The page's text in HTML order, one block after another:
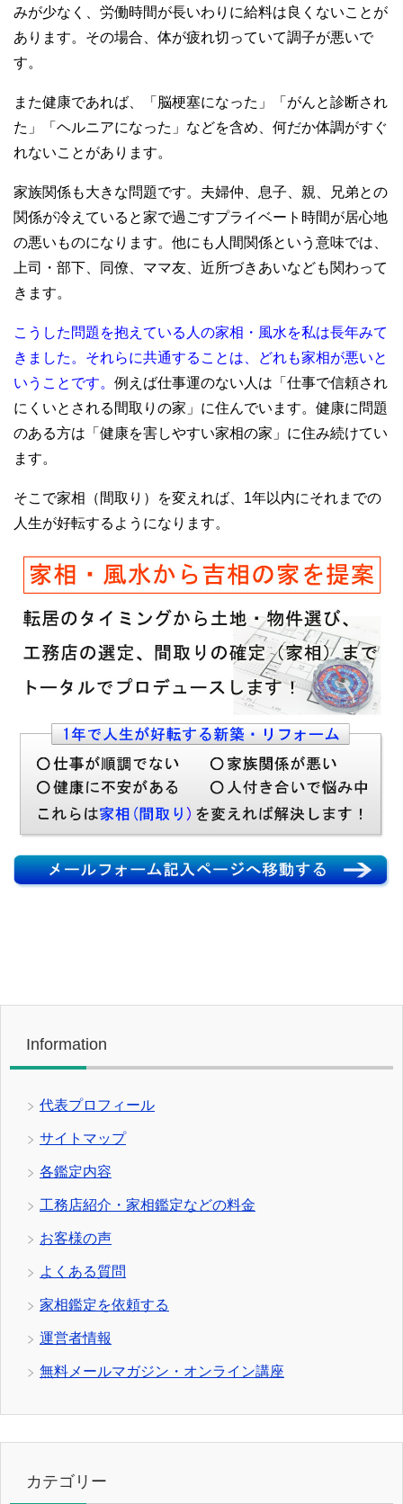
みが少なく、労働時間が長いわりに給料は良くないことが
あります。その場合、体が疲れ切っていて調子が悪いで
す。
また健康であれば、「脳梗塞になった」「がんと診断され
た」「ヘルニアになった」などを含め、何だか体調がすぐ
れないことがあります。
家族関係も大きな問題です。夫婦仲、息子、親、兄弟との
関係が冷えていると家で過ごすプライベート時間が居心地
の悪いものになります。他にも人間関係という意味では、
上司・部下、同僚、ママ友、近所づきあいなども関わって
きます。
こうした問題を抱えている人の家相・風水を私は長年みて
きました。それらに共通することは、どれも家相が悪いと
いうことです。 例えば仕事運のない人は「仕事で信頼され
にくいとされる間取りの家」に住んでいます。健康に問題
のある方は「健康を害しやすい家相の家」に住み続けてい
ます。
そこで家相（間取り）を変えれば、1年以内にそれまでの
人生が好転するようになります。
Information
代表プロフィール
サイトマップ
各鑑定内容
工務店紹介・家相鑑定などの料金
お客様の声
よくある質問
家相鑑定を依頼する
運営者情報
無料メールマガジン・オンライン講座
カテゴリー